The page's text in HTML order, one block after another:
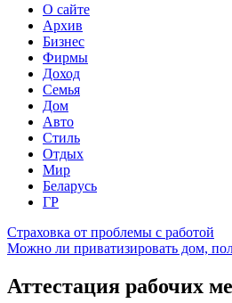
О сайте
Архив
Бизнес
Фирмы
Доход
Семья
Дом
Авто
Стиль
Отдых
Мир
Беларусь
ГР
Страховка от проблемы с работой
Можно ли приватизировать дом,
Аттестация рабочих